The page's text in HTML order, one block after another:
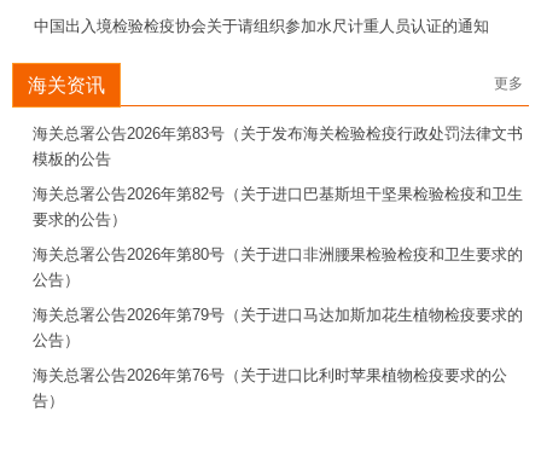
中国出入境检验检疫协会关于请组织参加水尺计重人员认证的通知
海关资讯 更多
海关总署公告2026年第83号（关于发布海关检验检疫行政处罚法律文书
模板的公告
海关总署公告2026年第82号（关于进口巴基斯坦干坚果检验检疫和卫生
要求的公告）
海关总署公告2026年第80号（关于进口非洲腰果检验检疫和卫生要求的
公告）
海关总署公告2026年第79号（关于进口马达加斯加花生植物检疫要求的
公告）
海关总署公告2026年第76号（关于进口比利时苹果植物检疫要求的公
告）